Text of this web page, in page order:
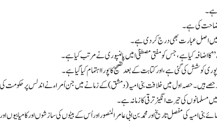
کوشش کی گئی ہے، اور کتابت کے بعد تصحیح کا پورا اہتمام کیا گیا ہے۔
حصہ اول میں خلافت بنی امیہ (دمشق) کے زمانے میں جن اُمراء نے اندلس پر حکومت کی ہے
مسلمانوں کی حیرت انگیز ترقی کا زمانہ ہے۔
امیہ کی مفصل تاریخ اور محمد بن ابی عامر المنصور اور اُس کے بیٹوں کی سازشوں اور کامیابیوں